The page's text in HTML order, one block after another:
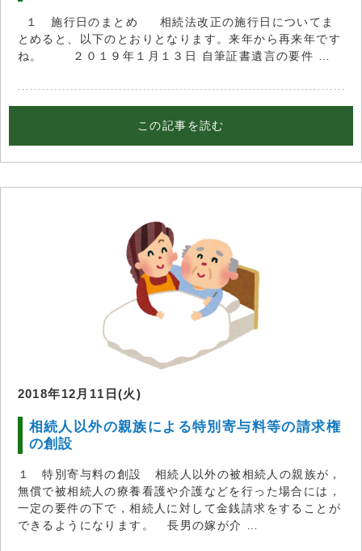
１ 施行日のまとめ 相続法改正の施行日についてま
とめると、以下のとおりとなります。来年から再来年です
ね。 ２０１９年１月１３日 自筆証書遺言の要件 …
この記事を読む
2018年12月11日(火)
相続人以外の親族による特別寄与料等の請求権
の創設
１ 特別寄与料の創設 相続人以外の被相続人の親族が，
無償で被相続人の療養看護や介護などを行った場合には，
一定の要件の下で，相続人に対して金銭請求をすることが
できるようになります。 長男の嫁が介 …